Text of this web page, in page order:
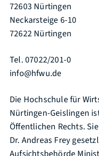
72603 Nürtingen
Neckarsteige 6-10
72622 Nürtingen
Tel. 07022/201-0
info@hfwu.de
Die Hochschule für
Nürtingen-Geislingen
Öffentlichen Rechts.
Dr. Andreas Frey